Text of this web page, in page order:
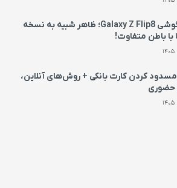
بررسی گوشی Galaxy Z Flip8؛ ظاهر شبیه به نسخه
با باطن متفاوت!
کردن کارت بانکی + روش‌های آنلاین،
حضوری